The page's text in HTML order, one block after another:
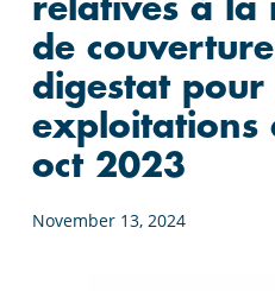
relatives à la
de
digestat pour
exploitations
oct 2023
November 13, 2024